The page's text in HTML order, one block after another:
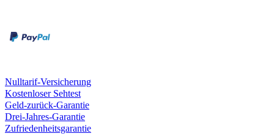
Nulltarif-Versicherung
Kostenloser Sehtest
Geld-zurück-Garantie
Drei-Jahres-Garantie
Zufriedenheitsgarantie